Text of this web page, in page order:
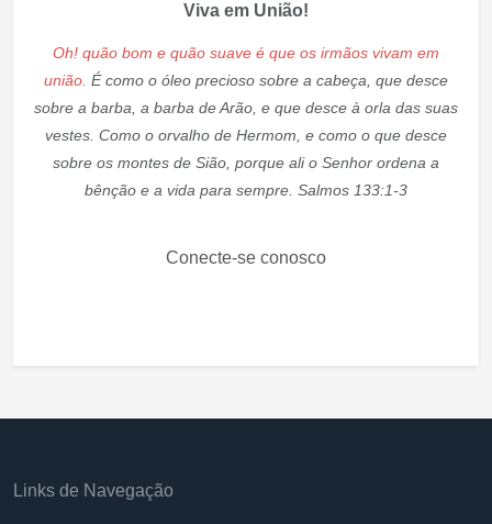
Viva em União!
Oh! quão bom e quão suave é que os irmãos vivam em
união. É como o óleo precioso sobre a cabeça, que desce
sobre a barba, a barba de Arão, e que desce à orla das suas
vestes. Como o orvalho de Hermom, e como o que desce
sobre os montes de Sião, porque ali o Senhor ordena a
bênção e a vida para sempre. Salmos 133:1-3
Conecte-se conosco
Links de Navegação